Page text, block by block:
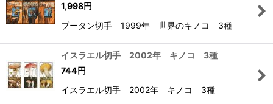
1,998円
ブータン切手 1999年 世界のキノコ 3種
イスラエル切手 2002年 キノコ 3種
744円
イスラエル切手 2002年 キノコ 3種